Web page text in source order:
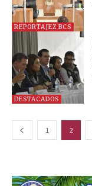
REPORTAJEZ BCS
DESTACADOS
1 2